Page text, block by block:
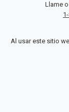
Llame
Al usar este sitio